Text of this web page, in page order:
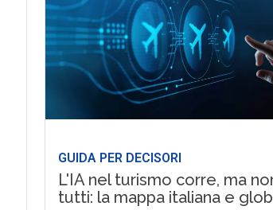
GUIDA PER DECISORI
L'IA nel turismo corre, ma
tutti: la mappa italiana e